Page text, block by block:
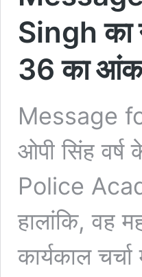
Singh का
36 का
Message
ओपी सिंह
Police
हालांकि, वह
कार्यकाल